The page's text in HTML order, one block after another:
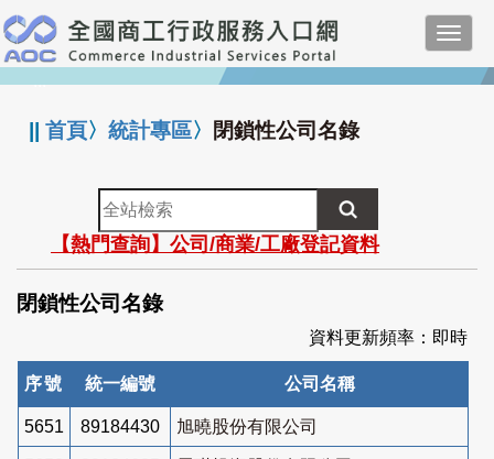
跳
到
主
要
:::
||首頁〉統計專區〉 閉鎖性公司名錄
全
站
檢
索
【熱門查詢】公司/商業/工廠登記資料
閉鎖性公司名錄
資料更新頻率：即時
序號 統一編號 公司名稱
5651 89184430 旭曉股份有限公司